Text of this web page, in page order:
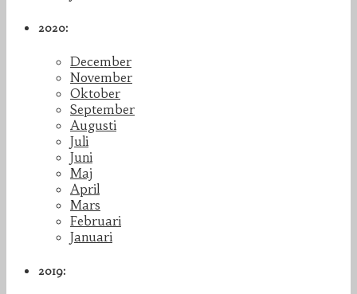
2020:
December
November
Oktober
September
Augusti
Juli
Juni
Maj
April
Mars
Februari
Januari
2019: